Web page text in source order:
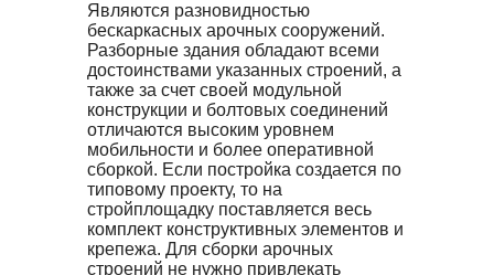
Являются разновидностью
бескаркасных арочных сооружений.
Разборные здания обладают всеми
достоинствами указанных строений, а
также за счет своей модульной
конструкции и болтовых соединений
отличаются высоким уровнем
мобильности и более оперативной
сборкой. Если постройка создается по
типовому проекту, то на
стройплощадку поставляется весь
комплект конструктивных элементов и
крепежа. Для сборки арочных
строений не нужно привлекать